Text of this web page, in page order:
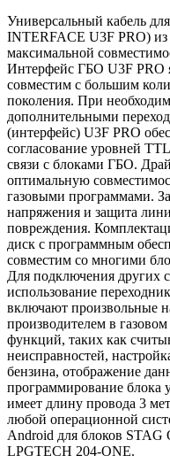
Универсальный кабель
INTERFACE U3F PRO) из
максимальной
Интерфейс ГБО U3F PRO
совместим с большим
поколения. При
дополнительными
(интерфейс) U3F PRO
согласование уровней
связи с блоками ГБО.
оптимальную
газовыми программами.
напряжения и защита
повреждения.
диск с программным
совместим со многими
Для подключения других
использование
включают произвольные
производителем в
функций, таких как
неисправностей,
бензина, отображение
программирование блока
имеет длину провода 3
любой операционной
Android для блоков
LPGTECH 204-ONE.